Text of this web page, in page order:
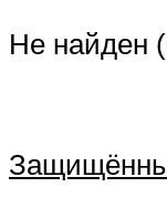
Не найден